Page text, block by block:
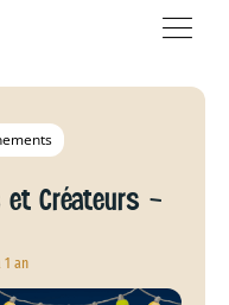
Créateurs –
1 an